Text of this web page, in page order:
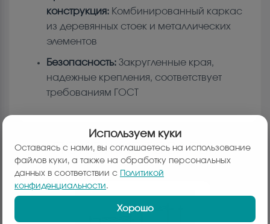
конструкция: Комбинированный каркас
из деревянных стоек и металлических
элементов
Безопасность: Закругленные края,
надежные крепления, соответствует
требованиям ГОСТ
ПОХОЖИЕ ТОВАРЫ:
Используем куки
Оставаясь с нами, вы соглашаетесь на использование
файлов куки, а также на обработку персональных
данных в соответствии с
Политикой
конфиденциальности.
Хорошо